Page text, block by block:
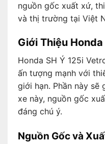
nguồn gốc xuất xứ,
và thị trường tại Việt
Giới Thiệu
Honda SH Ý 125i
ấn tượng mạnh với
giới hạn. Phần này sẽ
xe này, nguồn gốc
đáng chú ý.
Nguồn Gốc và